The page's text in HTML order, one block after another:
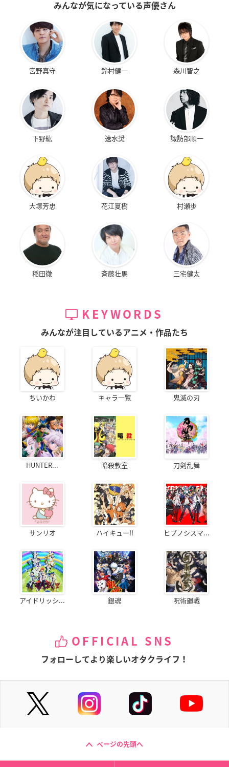
みんなが気になっている声優さん
宮野真守 鈴村健一 森川智之
下野紘 速水奨 諏訪部順一
大塚芳忠 花江夏樹 村瀬歩
稲田徹 斉藤壮馬 三宅健太
KEYWORDS
みんなが注目しているアニメ・作品たち
ちいかわ キャラ一覧 鬼滅の刃
HUNTER... 暗殺教室 刀剣乱舞
サンリオ ハイキュー!! ヒプノシスマ...
アイドリッシ... 銀魂 呪術廻戦
OFFICIAL SNS
フォローしてより楽しいオタクライフ！
ページの先頭へ